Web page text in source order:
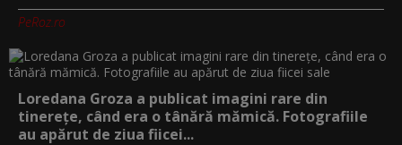
PeRoz.ro
Loredana Groza a publicat imagini rare din
tinerețe, când era o tânără mămică. Fotografiile
au apărut de ziua fiicei...